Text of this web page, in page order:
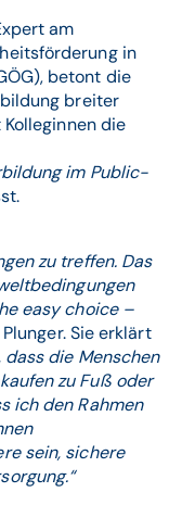
am
in
betont die
breiter
die
im Public-
zu treffen. Das
easy choice –
Sie erklärt
dass die Menschen
zu Fuß oder
ich den Rahmen
sein, sichere